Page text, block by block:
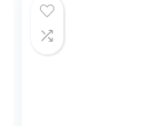
(dunkle Edition)
Taschenbuch –
März 2019